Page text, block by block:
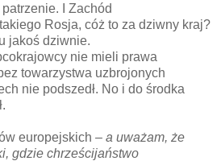
I Zachód
Rosja, cóż to za dziwny kraj?
jakoś dziwnie.
nie mieli prawa
towarzystwa uzbrojonych
nie podszedł. No i do środka
europejskich – a uważam, że
gdzie chrześcijaństwo